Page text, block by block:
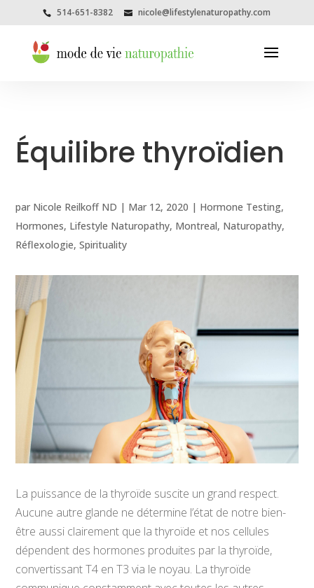
514-651-8382 nicole@lifestylenaturopathy.com
Équilibre thyroïdien
par Nicole Reilkoff ND | Mar 12, 2020 | Hormone Testing,
Hormones, Lifestyle Naturopathy, Montreal, Naturopathy,
Réflexologie,Spirituality
La puissance de la thyroïde suscite un grand respect.
Aucune autre glande ne détermine l’état de notre bien-
être aussi clairement que la thyroïde et nos cellules
dépendent des hormones produites par la thyroïde,
convertissant T4 en T3 via le noyau. La thyroïde